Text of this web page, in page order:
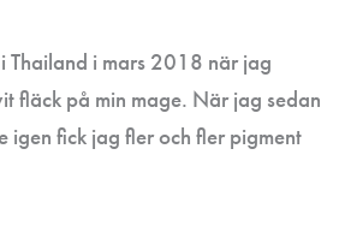
Thailand i mars 2018 när jag
fläck på min mage. När jag sedan
igen fick jag fler och fler pigment